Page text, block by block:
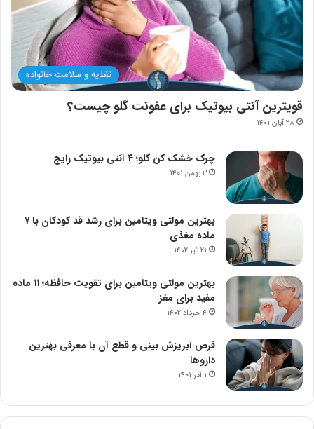
تغذیه و سلامت خانواده
قویترین آنتی بیوتیک برای عفونت گلو چیست؟
۲۸ آبان ۱۴۰۱
چرک خشک کن گلو؛ ۴ آنتی بیوتیک رایج
۳ بهمن ۱۴۰۱
بهترین مولتی ویتامین برای رشد قد کودکان با ۷
ماده مغذی
۲۱ تیر ۱۴۰۲
بهترین مولتی ویتامین برای تقویت حافظه؛ ۱۱ ماده
مفید برای مغز
۴ خرداد ۱۴۰۲
قرص آبریزش بینی و قطع آن با معرفی بهترین
داروها
۱ آذر ۱۴۰۱